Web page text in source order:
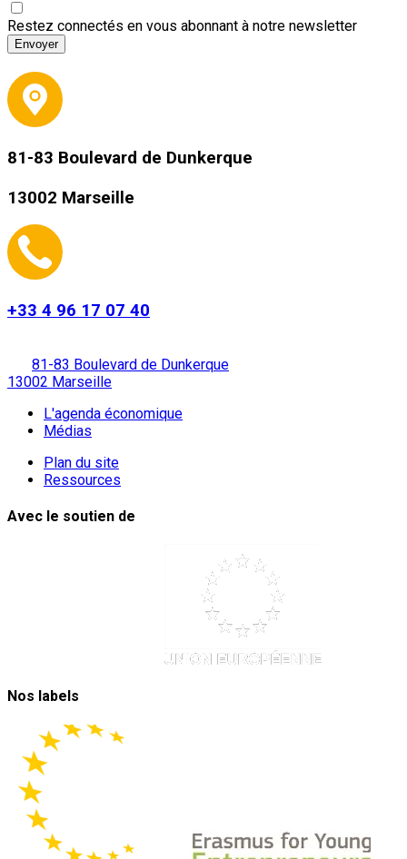
Restez connectés en vous abonnant à notre newsletter
Envoyer
81-83 Boulevard de Dunkerque
13002 Marseille
+33 4 96 17 07 40
81-83 Boulevard de Dunkerque
13002 Marseille
L'agenda économique
Médias
Plan du site
Ressources
Avec le soutien de
Nos labels